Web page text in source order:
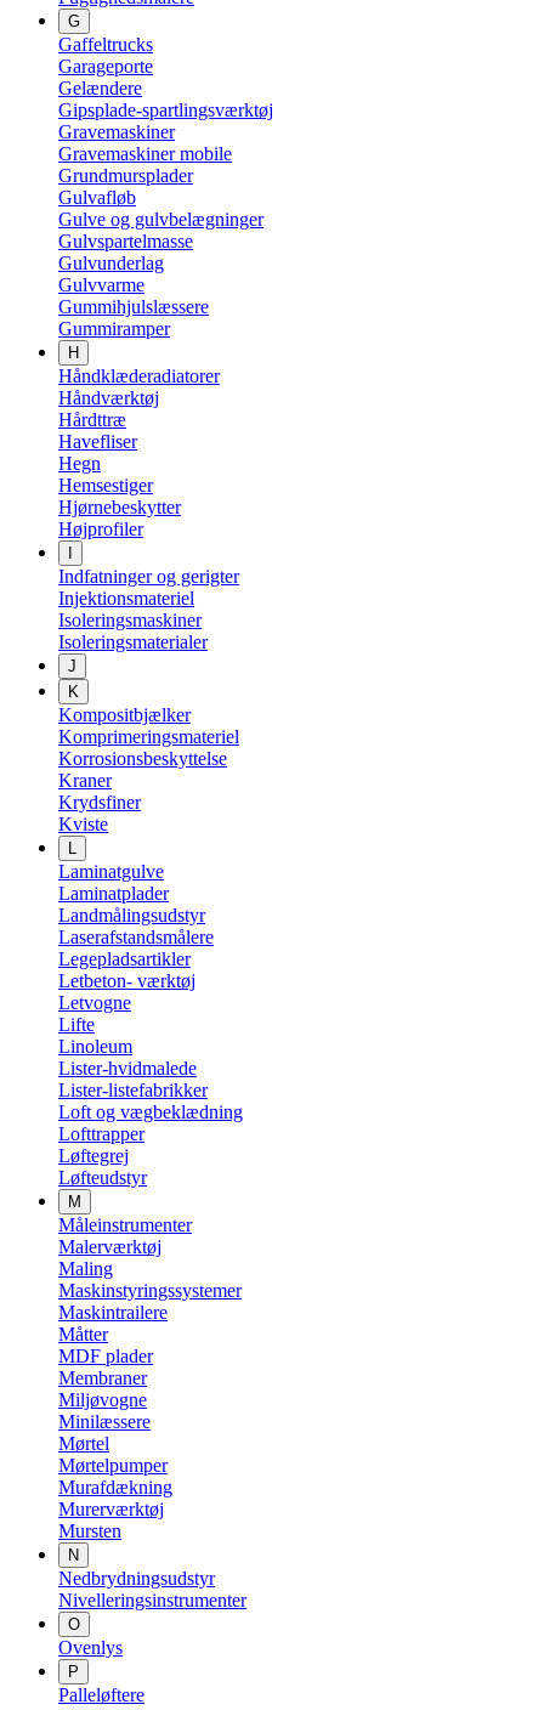
G
Gaffeltrucks
Garageporte
Gelændere
Gipsplade-spartlingsværktøj
Gravemaskiner
Gravemaskiner mobile
Grundmursplader
Gulvafløb
Gulve og gulvbelægninger
Gulvspartelmasse
Gulvunderlag
Gulvvarme
Gummihjulslæssere
Gummiramper
H
Håndklæderadiatorer
Håndværktøj
Hårdttræ
Havefliser
Hegn
Hemsestiger
Hjørnebeskytter
Højprofiler
Indfatninger og gerigter
Injektionsmateriel
Isoleringsmaskiner
Isoleringsmaterialer
J
K
Kompositbjælker
Komprimeringsmateriel
Korrosionsbeskyttelse
Kraner
Krydsfiner
Kviste
L
Laminatgulve
Laminatplader
Landmålingsudstyr
Laserafstandsmålere
Legepladsartikler
Letbeton- værktøj
Letvogne
Lifte
Linoleum
Lister-hvidmalede
Lister-listefabrikker
Loft og vægbeklædning
Lofttrapper
Løftegrej
Løfteudstyr
M
Måleinstrumenter
Malerværktøj
Maling
Maskinstyringssystemer
Maskintrailere
Måtter
MDF plader
Membraner
Miljøvogne
Minilæssere
Mørtel
Mørtelpumper
Murafdækning
Murerværktøj
Mursten
N
Nedbrydningsudstyr
Nivelleringsinstrumenter
O
Ovenlys
P
Palleløftere